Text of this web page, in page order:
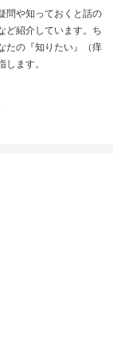
問や知っておくと話の
ど紹介しています。ち
たの『知りたい』（痒
ます。